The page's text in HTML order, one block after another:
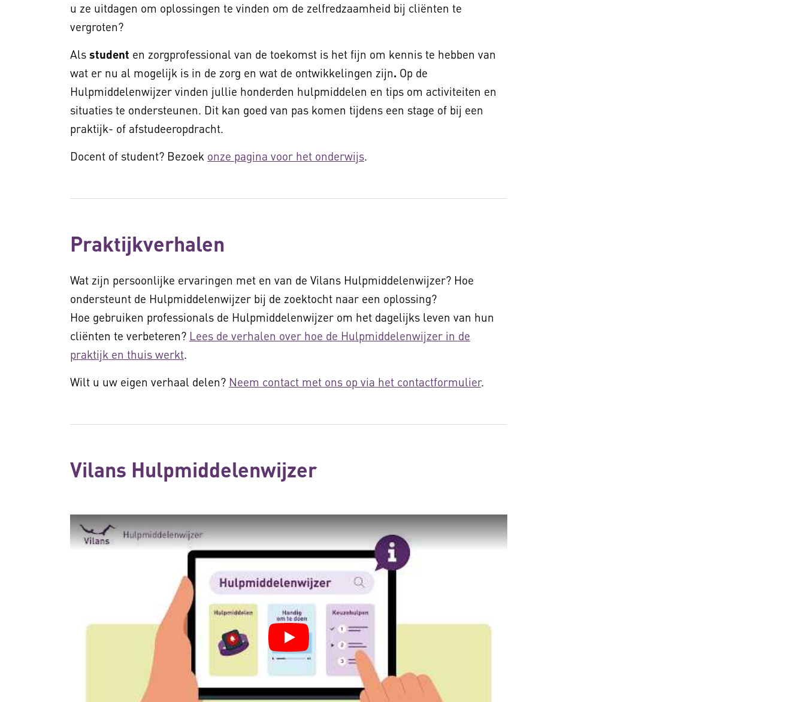
u ze uitdagen om oplossingen te vinden om de zelfredzaamheid bij cliënten te
vergroten?
Als student en zorgprofessional van de toekomst is het fijn om kennis te hebben van
wat er nu al mogelijk is in de zorg en wat de ontwikkelingen zijn. Op de
Hulpmiddelenwijzer vinden jullie honderden hulpmiddelen en tips om activiteiten en
situaties te ondersteunen. Dit kan goed van pas komen tijdens een stage of bij een
praktijk- of afstudeeropdracht.
Docent of student? Bezoek onze pagina voor het onderwijs.
Praktijkverhalen
Wat zijn persoonlijke ervaringen met en van de Vilans Hulpmiddelenwijzer? Hoe
ondersteunt de Hulpmiddelenwijzer bij de zoektocht naar een oplossing?
Hoe gebruiken professionals de Hulpmiddelenwijzer om het dagelijks leven van hun
cliënten te verbeteren? Lees de verhalen over hoe de Hulpmiddelenwijzer in de
praktijk en thuis werkt.
Wilt u uw eigen verhaal delen? Neem contact met ons op via het contactformulier.
Vilans Hulpmiddelenwijzer